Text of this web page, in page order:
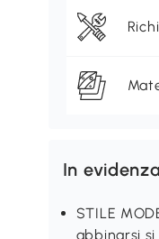
In evidenza
STILE
abbinarsi